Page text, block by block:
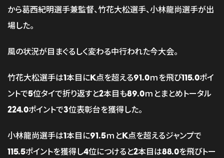
から葛西紀明選手兼監督、竹花大松選手、小林龍尚選手が出
場した。
風の状況が目まぐるしく変わる中行われた今大会。
竹花大松選手は1本目にK点を超える91.0ｍを飛び115.0ポイ
ントで5位タイで折り返すと2本目も89.0ｍとまとめトータル
224.0ポイントで3位表彰台を獲得した。
小林龍尚選手は1本目に91.5ｍとK点を超えるジャンプで
115.5ポイントを獲得し4位につけると2本目は88.0を飛びトー